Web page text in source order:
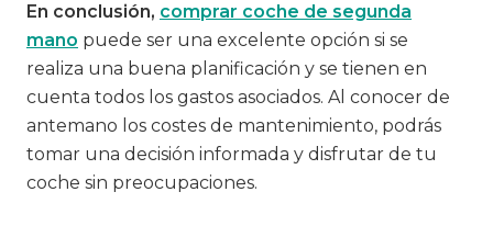
En conclusión, comprar coche de segunda
mano puede ser una excelente opción si se
realiza una buena planificación y se tienen en
cuenta todos los gastos asociados. Al conocer de
antemano los costes de mantenimiento, podrás
tomar una decisión informada y disfrutar de tu
coche sin preocupaciones.